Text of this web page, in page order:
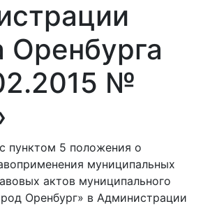
Оренбурга
№
пунктом 5 положения о
муниципальных
актов муниципального
Оренбург» в Администрации